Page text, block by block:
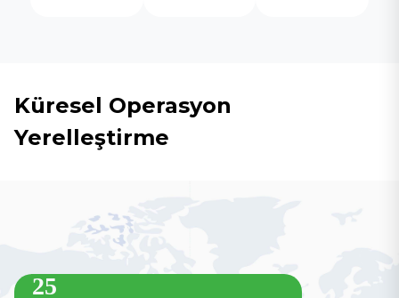
Küresel Operasyon
Yerelleştirme
25